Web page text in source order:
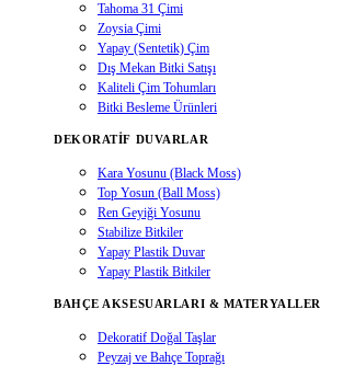
Tahoma 31 Çimi
Zoysia Çimi
Yapay (Sentetik) Çim
Dış Mekan Bitki Satışı
Kaliteli Çim Tohumları
Bitki Besleme Ürünleri
DEKORATIF DUVARLAR
Kara Yosunu (Black Moss)
Top Yosun (Ball Moss)
Ren Geyiği Yosunu
Stabilize Bitkiler
Yapay Plastik Duvar
Yapay Plastik Bitkiler
BAHÇE AKSESUARLARI & MATERYALLER
Dekoratif Doğal Taşlar
Peyzaj ve Bahçe Toprağı